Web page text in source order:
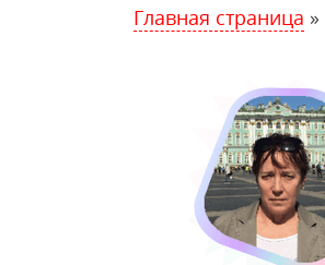
Главная страница »